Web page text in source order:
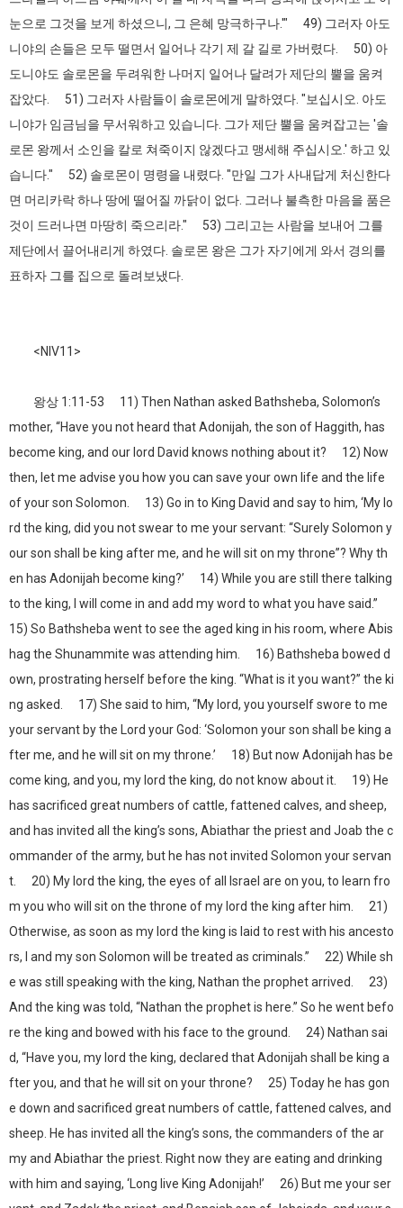
눈으로 그것을 보게 하셨으니, 그 은혜 망극하구나.'" 49) 그러자 아도
니야의 손들은 모두 떨면서 일어나 각기 제 갈 길로 가버렸다. 50) 아
도니야도 솔로몬을 두려워한 나머지 일어나 달려가 제단의 뿔을 움켜
잡았다. 51) 그러자 사람들이 솔로몬에게 말하였다. "보십시오. 아도
니야가 임금님을 무서워하고 있습니다. 그가 제단 뿔을 움켜잡고는 '솔
로몬 왕께서 소인을 칼로 쳐죽이지 않겠다고 맹세해 주십시오.' 하고 있
습니다." 52) 솔로몬이 명령을 내렸다. "만일 그가 사내답게 처신한다
면 머리카락 하나 땅에 떨어질 까닭이 없다. 그러나 불측한 마음을 품은
것이 드러나면 마땅히 죽으리라." 53) 그리고는 사람을 보내어 그를
제단에서 끌어내리게 하였다. 솔로몬 왕은 그가 자기에게 와서 경의를
표하자 그를 집으로 돌려보냈다.
<NIV11>
왕상 1:11-53 11) Then Nathan asked Bathsheba, Solomon’s
mother, “Have you not heard that Adonijah, the son of Haggith, has
become king, and our lord David knows nothing about it? 12) Now
then, let me advise you how you can save your own life and the life
of your son Solomon. 13) Go in to King David and say to him, ‘My lo
rd the king, did you not swear to me your servant: “Surely Solomon y
our son shall be king after me, and he will sit on my throne”? Why th
en has Adonijah become king?’ 14) While you are still there talking
to the king, I will come in and add my word to what you have said.”
15) So Bathsheba went to see the aged king in his room, where Abis
hag the Shunammite was attending him. 16) Bathsheba bowed d
own, prostrating herself before the king. “What is it you want?” the ki
ng asked. 17) She said to him, “My lord, you yourself swore to me
your servant by the Lord your God: ‘Solomon your son shall be king a
fter me, and he will sit on my throne.’ 18) But now Adonijah has be
come king, and you, my lord the king, do not know about it. 19) He
has sacrificed great numbers of cattle, fattened calves, and sheep,
and has invited all the king’s sons, Abiathar the priest and Joab the c
ommander of the army, but he has not invited Solomon your servan
t. 20) My lord the king, the eyes of all Israel are on you, to learn fro
m you who will sit on the throne of my lord the king after him. 21)
Otherwise, as soon as my lord the king is laid to rest with his ancesto
rs, I and my son Solomon will be treated as criminals.” 22) While sh
e was still speaking with the king, Nathan the prophet arrived. 23)
And the king was told, “Nathan the prophet is here.” So he went befo
re the king and bowed with his face to the ground. 24) Nathan sai
d, “Have you, my lord the king, declared that Adonijah shall be king a
fter you, and that he will sit on your throne? 25) Today he has gon
e down and sacrificed great numbers of cattle, fattened calves, and
sheep. He has invited all the king’s sons, the commanders of the ar
my and Abiathar the priest. Right now they are eating and drinking
with him and saying, ‘Long live King Adonijah!’ 26) But me your ser